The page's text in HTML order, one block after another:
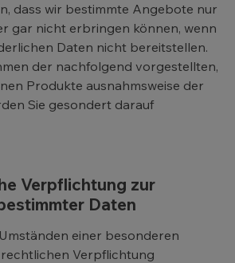
dass wir bestimmte Angebote nur
gar nicht erbringen können, wenn
Daten nicht bereitstellen.
der nachfolgend vorgestellten,
Produkte ausnahmsweise der
Sie gesondert darauf
Verpflichtung zur
Daten
einer besonderen
Verpflichtung